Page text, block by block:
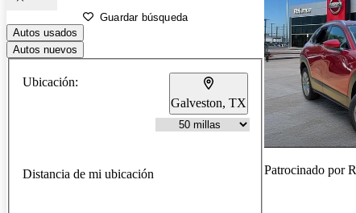
Guardar búsqueda
Autos usados
Autos nuevos
Ubicación:
Galveston, TX
Distancia de mi ubicación Patrocinado por